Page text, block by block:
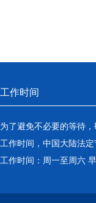
工作时间
为了避免不必要的等待
工作时间，中国大陆法定
工作时间：周一至周六